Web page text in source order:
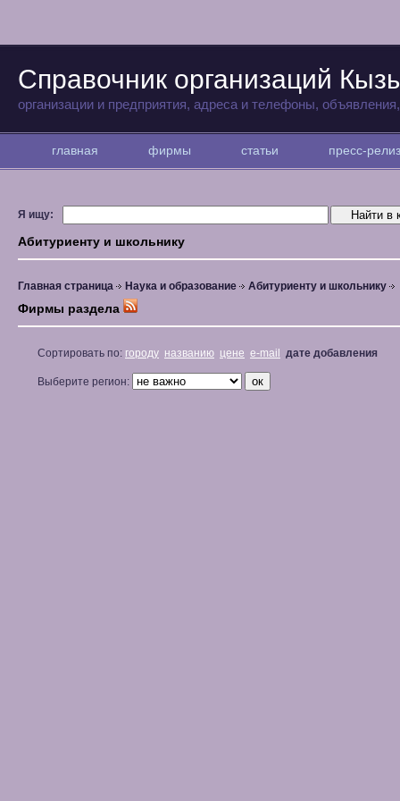
Справочник организаций
организации и предприятия, адреса и телефоны,
главная фирмы статьи пресс-
Я ищу:
Абитуриенту и школьнику
Главная страница Наука и образование Абитуриенту и школьнику
Фирмы раздела
Сортировать по: городу названию цене e-mail дате добавления
Выберите регион: